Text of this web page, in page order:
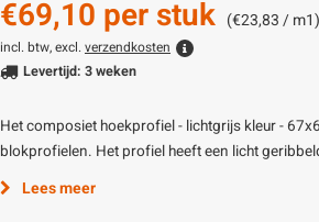
€69,10 per stuk (€23,83 / m1)
incl. btw, excl. verzendkosten
Levertijd: 3 weken
Het composiet hoekprofiel - lichtgrijs kleur -
blokprofielen. Het profiel heeft een licht
Lees meer